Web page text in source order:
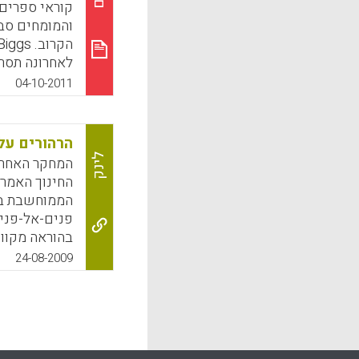
קוראי
והמומחים
לאחרונה
חנויות
המו"לים
שהשכילו
הספר
אלקטרוני.
04-10-2011
לינק
הרהורים
החינוך
הממוחשבת
פנים-אל-
בהוראה
פנים-אל-
לכת
בעתיד
24-08-2009